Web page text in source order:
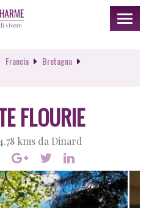
Toggle
Francia
Bretagna
FLOURIE
kms da Dinard